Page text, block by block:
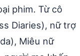
phim. Từ cô
Diaries), nữ trợ
Miêu nữ